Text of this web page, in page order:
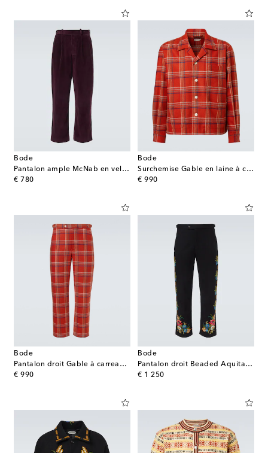
Bode
Pantalon ample McNab en velours côtelé
€ 780
original price
Bode
Surchemise Gable en laine à carreaux
€ 990
original price
Bode
Pantalon droit Gable à carreaux en laine
€ 990
original price
Bode
Pantalon droit Beaded Aquitaine en laine
€ 1 250
original price